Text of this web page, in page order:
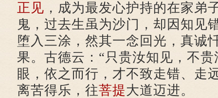
正见 ，成为最发心护持的在家弟
鬼，过去生虽为沙门，却因知见
堕入三涂，然其一念回光，真诚
果。古德云：“只贵汝知见，不
眼，依之而行，才不致走错、走
离苦得乐，往菩提大道迈进。